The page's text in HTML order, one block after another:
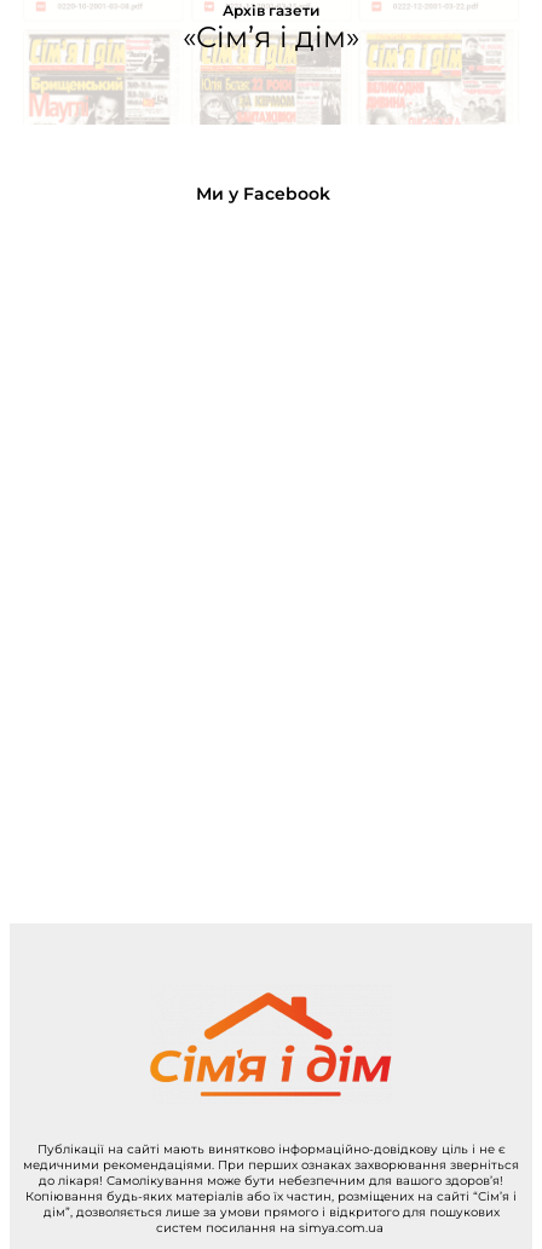
Архів газети
«Сім’я і дім»
Ми у Facebook
Публікації на сайті мають винятково інформаційно-довідкову ціль і не є
медичними рекомендаціями. При перших ознаках захворювання зверніться
до лікаря! Самолікування може бути небезпечним для вашого здоров’я!
Копіювання будь-яких матеріалів або їх частин, розміщених на сайті “Сім’я і
дім”, дозволяється лише за умови прямого і відкритого для пошукових
систем посилання на simya.com.ua